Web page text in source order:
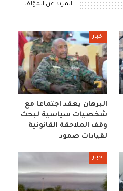
المزيد عن المؤلف
اخبار
البرهان يعقد اجتماعا مع
شخصيات سياسية لبحث
وقف الملاحقة القانونية
لقيادات صمود
اخبار